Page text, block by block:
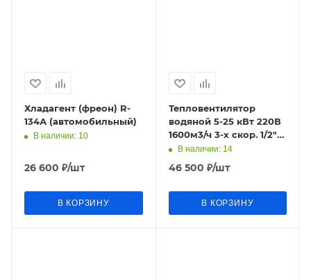
Хладагент (фреон) R-
134А (автомобильный)
В наличии: 10
26 600 ₽/шт
В КОРЗИНУ
Тепловентилятор
водяной 5-25 кВт 220В
1600м3/ч 3-х скор. 1/2"
IP54 с консолью
настеный/потолоч. He
В наличии: 14
46 500 ₽/шт
В КОРЗИНУ